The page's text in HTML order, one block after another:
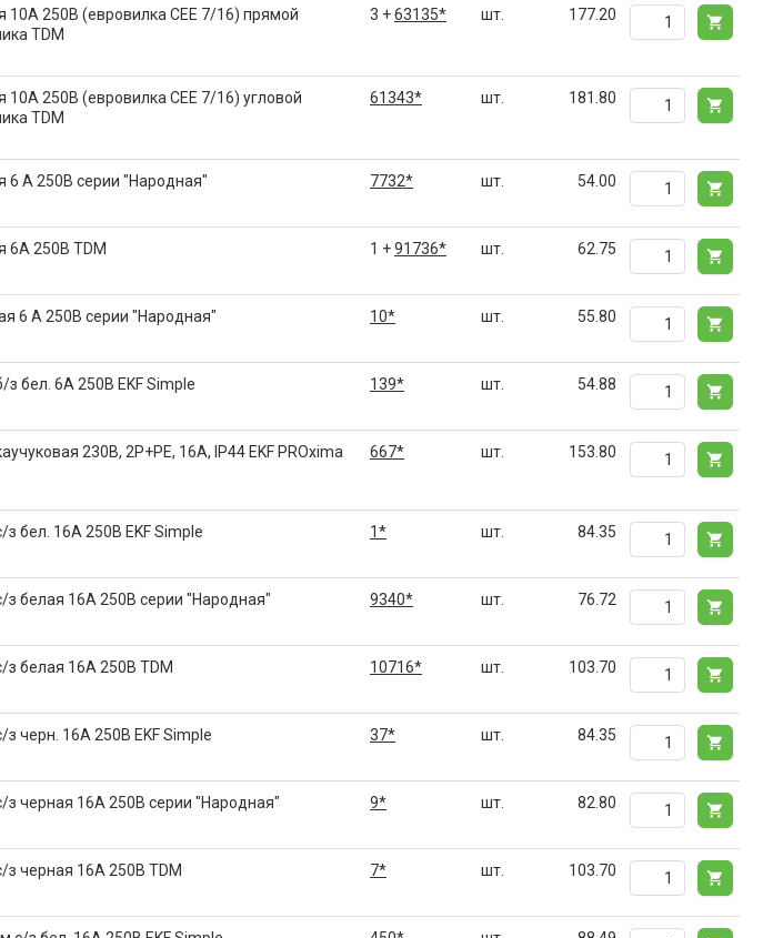
10А 250В (евровилка CEE 7/16) прямой
TDM
3 +63135* шт. 177.20
10А 250В (евровилка CEE 7/16) угловой
TDM
61343* шт. 181.80
6 А 250В серии "Народная" 7732* шт. 54.00
6А 250В TDM 1 +91736* шт. 62.75
6 А 250В серии "Народная" 10* шт. 55.80
бел. 6А 250В EKF Simple 139* шт. 54.88
230В, 2P+PE, 16A, IP44 EKF PROxima 667* шт. 153.80
бел. 16А 250В EKF Simple 1* шт. 84.35
з белая 16А 250В серии "Народная" 9340* шт. 76.72
з белая 16А 250В TDM 10716* шт. 103.70
черн. 16А 250В EKF Simple 37* шт. 84.35
з черная 16А 250В серии "Народная" 9* шт. 82.80
з черная 16А 250В TDM 7* шт. 103.70